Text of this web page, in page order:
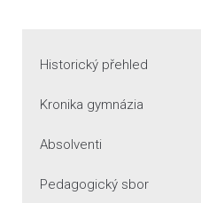
Historický přehled
Kronika gymnázia
Absolventi
Pedagogický sbor